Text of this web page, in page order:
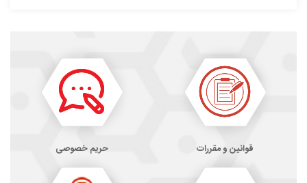
قوانین و مقررات حریم خصوصی